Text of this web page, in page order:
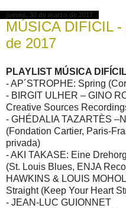
jueves, 30 de marzo de 2017
MÚSICA DIFICIL
de 2017
PLAYLIST MÚSICA
- AP´STROPHE: Spring
- BIRGIT ULHER – GINO
Creative Sources
- GHÉDALIA TAZARTÈS
(Fondation Cartier, Paris-
privada)
- AKI TAKASE: Eine
(St. Louis Blues, ENJA
HAWKINS & LOUIS
Straight (Keep Your Heart
- JEAN-LUC GUIONNET